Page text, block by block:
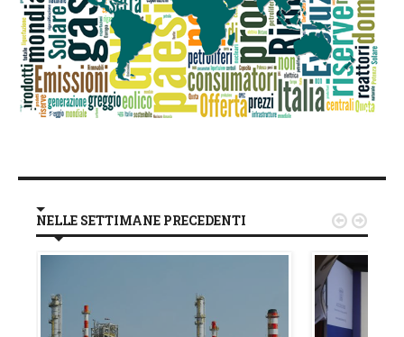
NELLE SETTIMANE PRECEDENTI  